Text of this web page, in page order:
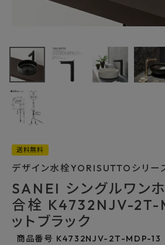
2T-MDP-13 マッ
トブラック
FAX注文はこちらから
カテゴリーから選ぶ
ご利用ガイド
よくあるご質問
お問い合わせ
送料無料
デザイン水栓YORISUTTOシリー
SANEI シングルワン
合栓 K4732NJV-2T-
ットブラック
商品番号 K4732NJV-2T-MDP-13